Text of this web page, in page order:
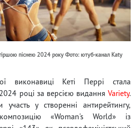
піснею 2024 року Фото: ютуб-канал Katy
виконавиці Кеті Перрі стала
році за версією видання Variety.
участь у створенні антирейтингу,
композицію «Woman's World» із